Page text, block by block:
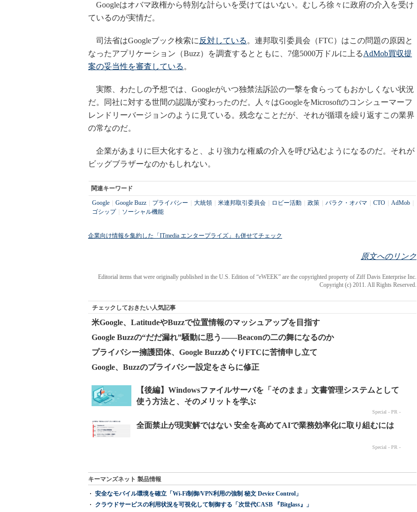
Googleはオバマ政権から特別な計らいを受けてはいない。むしろ徐々に政府の介入を受け
ているのが実情だ。
司法省はGoogleブック検索に 反対している 。連邦取引委員会（FTC）はこの問題の原因と
なったアプリケーション（Buzz）を調査するとともに、7億5000万ドルに上るAdMob買収提
案の妥当性を審査している 。
実際、わたしの予想では、Googleがいつ独禁法訴訟の一撃を食らってもおかしくない状況
だ。同社に対する世間の認識が変わったのだ。人々はGoogleをMicrosoftのコンシューマーフ
レンドリーバージョンのように見ている。残念なことだが、それが循環を繰り返すこの業界
の常なのだ。
企業があまりに巨大化すると、より強力な権威の介入を呼び込むようになるのだ。それが
ビッグブラザーなのかもしれない。
関連キーワード
Google Google Buzz プライバシー 大統領 米連邦取引委員会 ロビー活動 政策 バラク・オバマ CTO AdMob
ゴシップ
ソーシャル機能
企業向け情報を集約した「ITmedia エンタープライズ」も併せてチェック
原文へのリンク
Editorial items that were originally published in the U.S. Edition of “eWEEK” are the copyrighted property of Ziff Davis Enterprise Inc.
Copyright (c) 2011. All Rights Reserved.
チェックしておきたい人気記事
米Google、LatitudeやBuzzで位置情報のマッシュアップを目指す
Google Buzzの“だだ漏れ”騒動に思う――Beaconの二の舞になるのか
プライバシー擁護団体、Google BuzzめぐりFTCに苦情申し立て
Google、Buzzのプライバシー設定をさらに修正
キーマンズネット 製品情報
安全なモバイル環境を確立「Wi-Fi制御/VPN利用の強制 秘文 Device Control」
クラウドサービスの利用状況を可視化して制御する「次世代CASB 『Bitglass』」